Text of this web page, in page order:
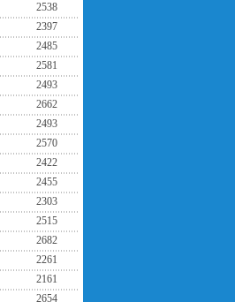
2538
2397
2485
2581
2493
2662
2493
2570
2422
2455
2303
2515
2682
2261
2161
2654